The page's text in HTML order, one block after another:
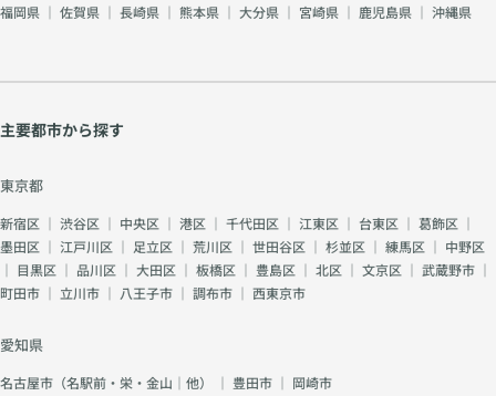
福岡県 ｜ 佐賀県 ｜ 長崎県 ｜ 熊本県 ｜ 大分県 ｜ 宮崎県 ｜ 鹿児島県 ｜ 沖縄県
主要都市から探す
東京都
新宿区 ｜ 渋谷区 ｜ 中央区 ｜ 港区 ｜ 千代田区 ｜ 江東区 ｜ 台東区 ｜ 葛飾区 ｜
墨田区 ｜ 江戸川区 ｜ 足立区 ｜ 荒川区 ｜ 世田谷区 ｜ 杉並区 ｜ 練馬区 ｜ 中野区
｜ 目黒区 ｜ 品川区 ｜ 大田区 ｜ 板橋区 ｜ 豊島区 ｜ 北区 ｜ 文京区 ｜ 武蔵野市 ｜
町田市 ｜ 立川市 ｜ 八王子市 ｜ 調布市 ｜ 西東京市
愛知県
名古屋市（名駅前・栄・金山｜他） ｜ 豊田市 ｜ 岡崎市